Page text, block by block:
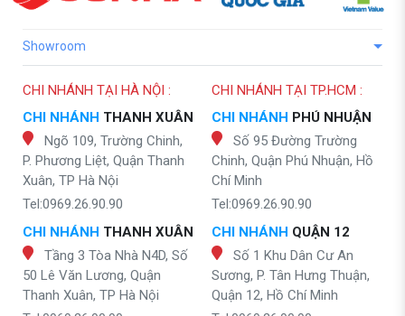
Showroom
CHI NHÁNH TẠI HÀ NỘI :
CHI NHÁNH THANH XUÂN
Ngõ 109, Trường Chinh,
P. Phương Liệt, Quận Thanh
Xuân, TP Hà Nội
Tel:0969.26.90.90
CHI NHÁNH THANH XUÂN
Tầng 3 Tòa Nhà N4D, Số
50 Lê Văn Lương, Quận
Thanh Xuân, TP Hà Nội
CHI NHÁNH TẠI TP.HCM :
CHI NHÁNH PHÚ NHUẬN
Số 95 Đường Trường
Chinh, Quận Phú Nhuận, Hồ
Chí Minh
Tel:0969.26.90.90
CHI NHÁNH QUẬN 12
Số 1 Khu Dân Cư An
Sương, P. Tân Hưng Thuận,
Quận 12, Hồ Chí Minh